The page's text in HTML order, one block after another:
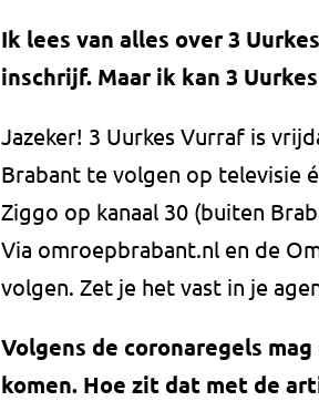
Ik lees van alles over 3
inschrijf. Maar ik kan 3
Jazeker! 3 Uurkes Vurraf is
Brabant te volgen op televisie
Ziggo op kanaal 30 (buiten
Via omroepbrabant.nl en de
volgen. Zet je het vast in je
Volgens de coronaregels
komen. Hoe zit dat met de